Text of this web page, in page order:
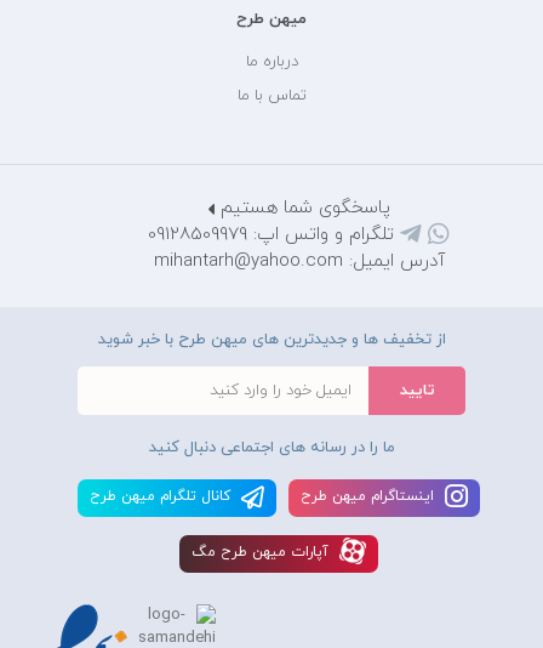
میهن طرح
درباره ما
تماس با ما
پاسخگوی شما هستیم
تلگرام و واتس اپ: 09128509979
آدرس ایمیل: mihantarh@yahoo.com
از تخفیف ها و جدیدترین های میهن طرح با خبر شوید
ما را در رسانه های اجتماعی دنبال کنید
اينستاگرام ميهن طرح کانال تلگرام ميهن طرح
آپارات ميهن طرح مگ